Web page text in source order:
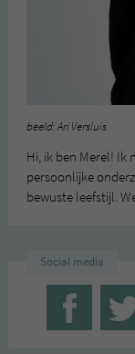
beeld: Ari Versluis
Hi, ik ben Merel! Ik
persoonlijke
bewuste leefstijl.
Social media